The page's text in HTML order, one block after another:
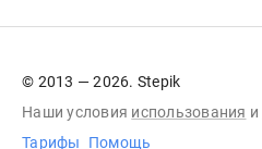
© 2013 — 2026. Stepik
Наши условия использования и
Тарифы
Помощь